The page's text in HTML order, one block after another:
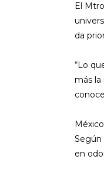
El
da
“Lo
más la
Según
en